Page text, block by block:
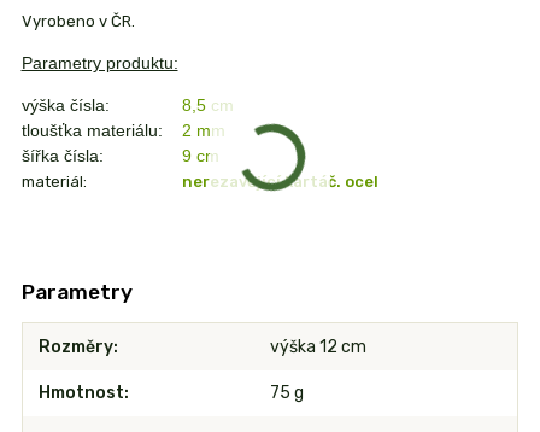
Vyrobeno v ČR.
Parametry produktu:
výška čísla:
8,5 cm
tloušťka materiálu:
2 mm
šířka čísla:
9 cm
materiál: nerezavějící kartáč. ocel
Parametry
Rozměry výška 12 cm
Hmotnost 75 g